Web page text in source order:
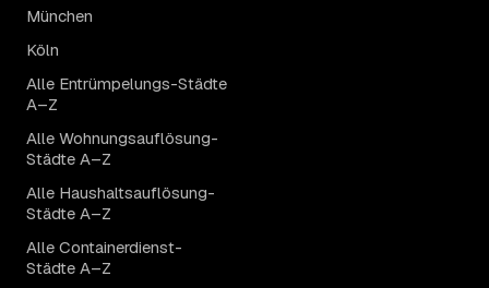
München
Köln
Alle Entrümpelungs-Städte
A–Z
Alle Wohnungsauflösung-
Städte A–Z
Alle Haushaltsauflösung-
Städte A–Z
Alle Containerdienst-
Städte A–Z